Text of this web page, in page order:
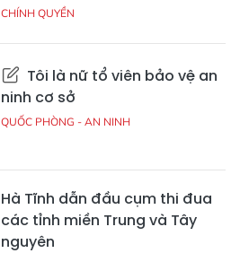
CHÍNH QUYỀN
Tôi là nữ tổ viên bảo vệ an
ninh cơ sở
QUỐC PHÒNG - AN NINH
Hà Tĩnh dẫn đầu cụm thi đua
các tỉnh miền Trung và Tây
nguyên